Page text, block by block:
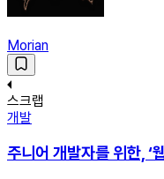
Morian
스크랩
개발
주니어 개발자를 위한, ‘